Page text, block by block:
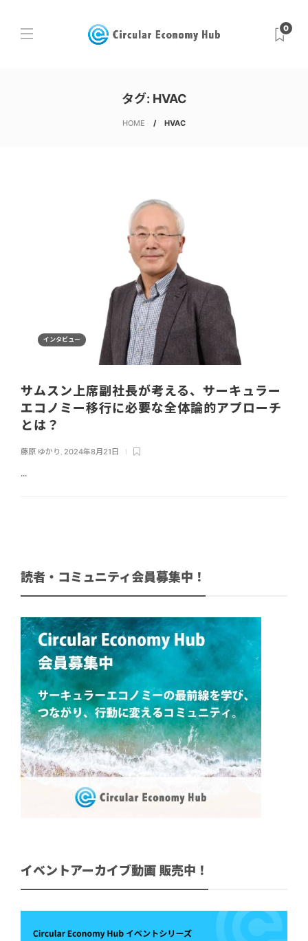
0
タグ: HVAC
HOME HVAC
インタビュー
サムスン上席副社長が考える、サーキュラー
エコノミー移行に必要な全体論的アプローチ
とは？
藤原 ゆかり 2024年8月21日
...
読者・コミュニティ会員募集中！
イベントアーカイブ動画 販売中！